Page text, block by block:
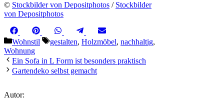
© Stockbilder von Depositphotos / Stockbilder
von Depositphotos
Share
on
FacebookShare
on
Pinterest Share
on
WhatsAppShare
on
TelegramShare
on
Kategorien
Wohnstil Schlagwörter
gestalten, Holzmöbel, nachhaltig,
Wohnung
Ein Sofa in L Form ist besonders praktisch
Gartendeko selbst gemacht
Autor: